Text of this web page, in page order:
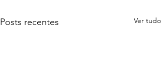
Posts recentes Ver tudo